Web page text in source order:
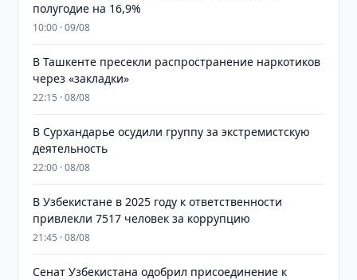
полугодие на 16,9%
10:00 · 09/08
В Ташкенте пресекли распространение наркотиков
через «закладки»
22:15 · 08/08
В Сурхандарье осудили группу за экстремистскую
деятельность
22:00 · 08/08
В Узбекистане в 2025 году к ответственности
привлекли 7517 человек за коррупцию
21:45 · 08/08
Сенат Узбекистана одобрил присоединение к